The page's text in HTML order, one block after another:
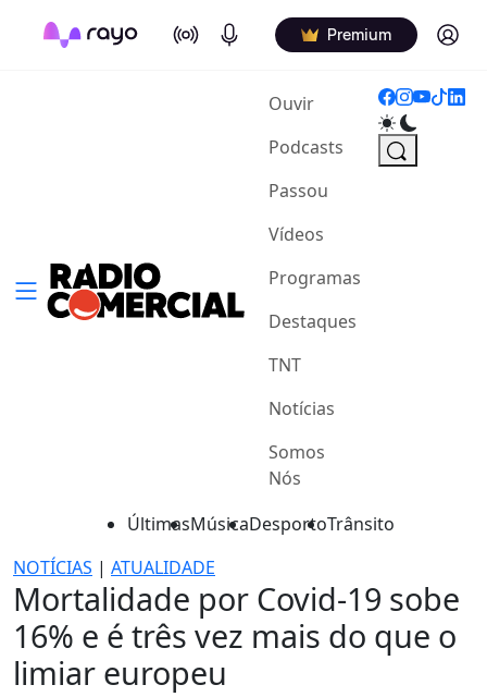
On Air Podcasts Premium Log in
Ouvir(current)
Podcasts
Passou
Vídeos
Programas
Destaques
TNT
Notícias
Somos
Nós
ÚltimasMúsicaDesportoTrânsito
NOTÍCIAS | ATUALIDADE
Mortalidade por Covid-19 sobe
16% e é três vez mais do que o
limiar europeu